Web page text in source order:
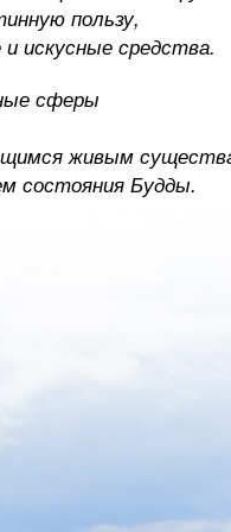
пользу,
искусные средства.
сферы
живым
состояния Будды.